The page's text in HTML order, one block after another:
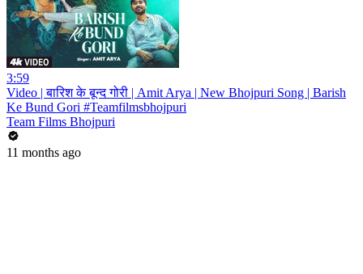
3:59
Video | बारिश के बून्द गोरी | Amit Arya | New Bhojpuri Song | Barish
Ke Bund Gori #Teamfilmsbhojpuri
Team Films Bhojpuri
11 months ago